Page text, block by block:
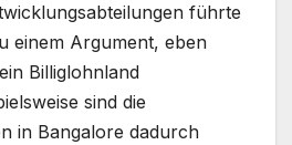
führte
einem Argument, eben
Billiglohnland
sind die
in Bangalore dadurch